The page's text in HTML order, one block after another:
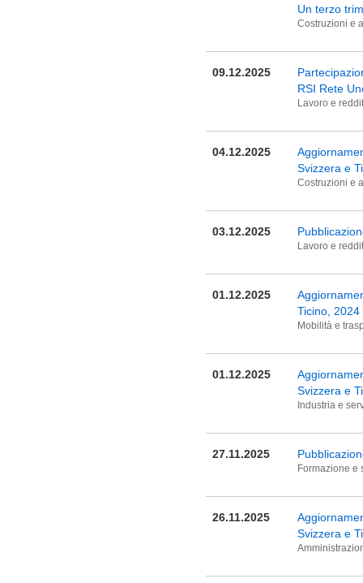
Un terzo
Costruzioni e
09.12.2025
RSI Rete
Lavoro e
04.12.2025
Svizzera e
Costruzioni e
03.12.2025
Lavoro e
01.12.2025
Ticino, 2024
Mobilità e
01.12.2025
Svizzera e
Industria e
27.11.2025
Formazione e
26.11.2025
Svizzera e